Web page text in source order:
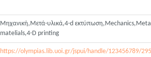
Μηχανική,Μετά-υλικά,4-d
matelials,4-D printing
https://olympias.lib.uoi.gr/jspui/handle/123456789/